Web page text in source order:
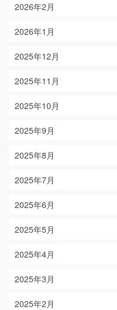
2026年2月
2026年1月
2025年12月
2025年11月
2025年10月
2025年9月
2025年8月
2025年7月
2025年6月
2025年5月
2025年4月
2025年3月
2025年2月